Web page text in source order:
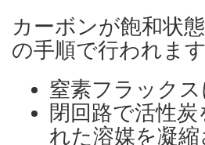
カーボンが飽和状
の手順で行われます
窒素フラック
閉回路で活性
れた溶媒を凝縮